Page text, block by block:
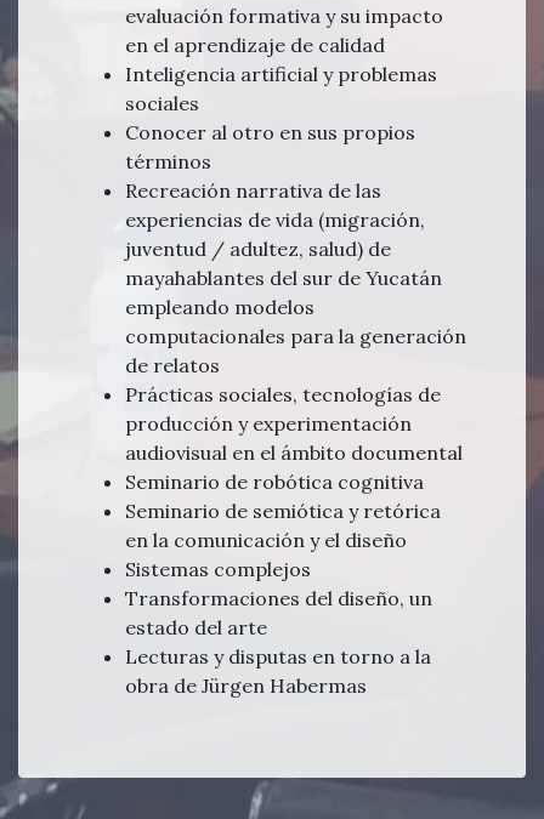
evaluación formativa y su impacto
en el aprendizaje de calidad
Inteligencia artificial y problemas
sociales
Conocer al otro en sus propios
términos
Recreación narrativa de las
experiencias de vida (migración,
juventud / adultez, salud) de
mayahablantes del sur de Yucatán
empleando modelos
computacionales para la generación
de relatos
Prácticas sociales, tecnologías de
producción y experimentación
audiovisual en el ámbito documental
Seminario de robótica cognitiva
Seminario de semiótica y retórica
en la comunicación y el diseño
Sistemas complejos
Transformaciones del diseño, un
estado del arte
Lecturas y disputas en torno a la
obra de Jürgen Habermas